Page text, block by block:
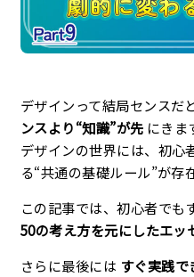
お知らせ
広報
お
プライ
デザインって結局センスだ
ンスより“知識”が先 にきま
デザインの世界には、初心
る“共通の基礎ルール”が存
この記事では、初心者でも
50の考え方を元にしたエッ
さらに最後には すぐ実践